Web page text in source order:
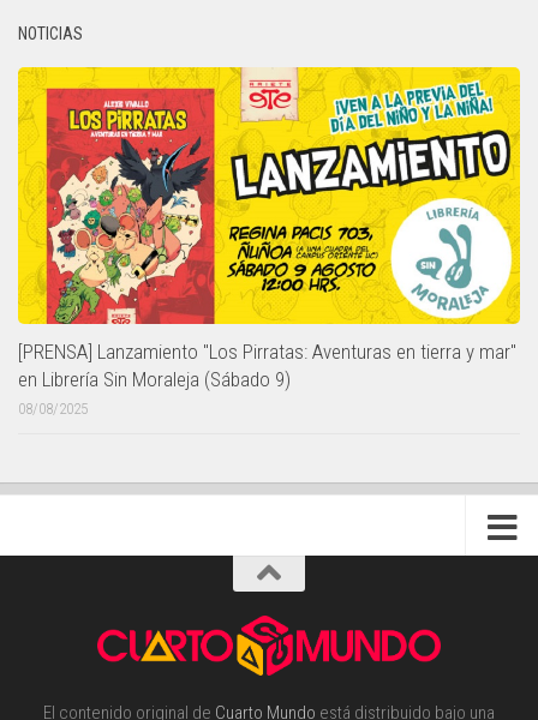
NOTICIAS
[PRENSA] Lanzamiento "Los Pirratas: Aventuras en tierra y mar"
en Librería Sin Moraleja (Sábado 9)
08/08/2025
El contenido original de Cuarto Mundo está distribuido bajo una